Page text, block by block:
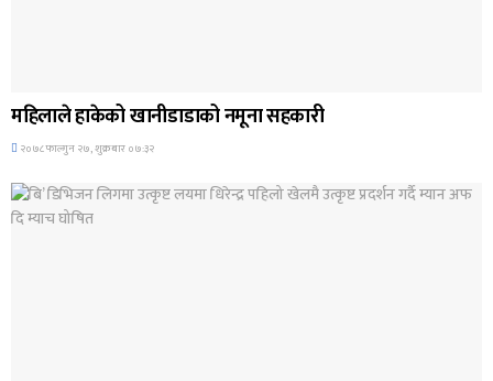
महिलाले हाकेको खानीडाडाको नमूना सहकारी
२०७८ फाल्गुन २७, शुक्रबार ०७:३२